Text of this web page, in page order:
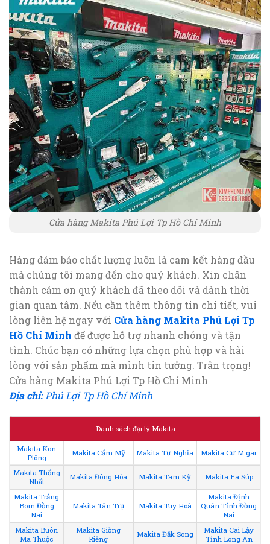
Cửa hàng Makita Phú Lợi Tp Hồ Chí Minh
Hàng đảm bảo chất lượng luôn là cam kết hàng đầu
mà chúng tôi mang đến cho quý khách. Xin chân
thành cảm ơn quý khách đã theo dõi và dành thời
gian quan tâm. Nếu cần thêm thông tin chi tiết, vui
lòng liên hệ ngay với Cửa hàng Makita Phú Lợi Tp
Hồ Chí Minh để được hỗ trợ nhanh chóng và tận
tình. Chúc bạn có những lựa chọn phù hợp và hài
lòng với sản phẩm mà mình tin tưởng. Trân trọng!
Cửa hàng Makita Phú Lợi Tp Hồ Chí Minh
Địa chỉ: Phú Lợi Tp Hồ Chí Minh
Danh sách đại lý Makita
Makita Kon
Plông
Makita Cẩm Mỹ Makita Tư Nghĩa Makita Cư M gar
Makita Thống
Nhất
Makita Đông Hòa Makita Tam Kỳ Makita Ea Súp
Makita Trảng
Bom Đồng
Nai
Makita Tân Trụ Makita Tuy Hoà
Makita Định
Quán Tỉnh Đồng
Nai
Makita Buôn
Ma Thuộc
Makita Giồng
Riềng
Makita Đắk Song
Makita Cai Lậy
Tỉnh Long An